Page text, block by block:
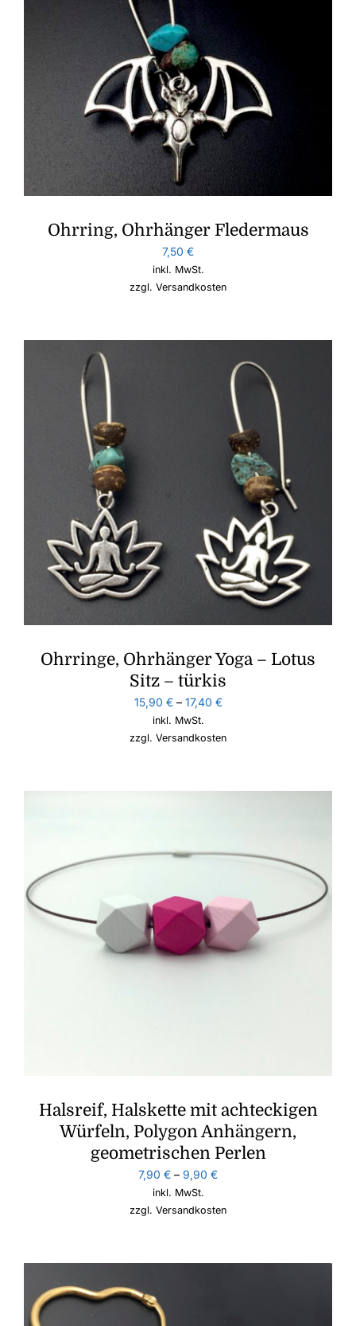
Ohrring, Ohrhänger Fledermaus
7,50 €
inkl. MwSt.
zzgl. Versandkosten
Ohrringe, Ohrhänger Yoga – Lotus
Sitz – türkis
15,90 €– 17,40 €
inkl. MwSt.
zzgl. Versandkosten
Halsreif, Halskette mit achteckigen
Würfeln, Polygon Anhängern,
geometrischen Perlen
7,90 € – 9,90 €
inkl. MwSt.
zzgl. Versandkosten